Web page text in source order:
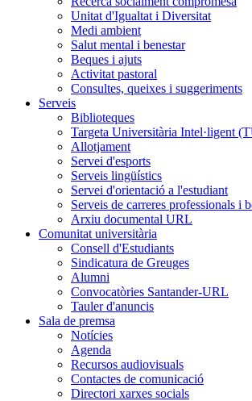
Unitat d'Igualtat i Diversitat
Medi ambient
Salut mental i benestar
Beques i ajuts
Activitat pastoral
Consultes, queixes i suggeriments
Serveis
Biblioteques
Targeta Universitària Intel·ligent
Allotjament
Servei d'esports
Serveis lingüístics
Servei d'orientació a l'estudiant
Serveis de carreres professionals i
Arxiu documental URL
Comunitat universitària
Consell d'Estudiants
Sindicatura de Greuges
Alumni
Convocatòries Santander-URL
Tauler d'anuncis
Sala de premsa
Notícies
Agenda
Recursos audiovisuals
Contactes de comunicació
Directori xarxes socials